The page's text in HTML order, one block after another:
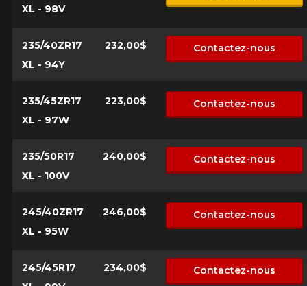
XL - 98V
235/40ZR17
XL - 94Y
232,00$ Contactez-nous
235/45ZR17
XL - 97W
223,00$ Contactez-nous
235/50R17
XL - 100V
240,00$ Contactez-nous
245/40ZR17
XL - 95W
246,00$ Contactez-nous
245/45R17
234,00$ Contactez-nous
Style de conduite
Condition de route
Votre avis
1
2 3 4
Malheureusement, aucun résultat ne
convenant parfaitement à votre
recherche n'est disponible en ligne
aider à trouver le produit qu'il vous faut.
N'hésitez pas à contacter notre service